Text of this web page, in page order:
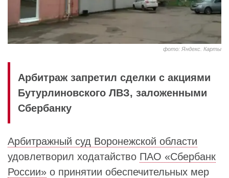
фото: Яндекс. Карты
Арбитраж запретил сделки с акциями
Бутурлиновского ЛВЗ, заложенными
Сбербанку
Арбитражный суд Воронежской области
удовлетворил ходатайство ПАО «Сбербанк
России» о принятии обеспечительных мер